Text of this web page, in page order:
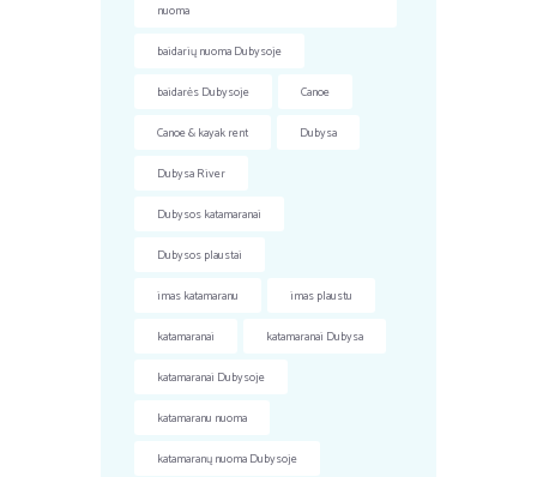
nuoma
baidarių nuoma Dubysoje
baidarės Dubysoje Canoe
Canoe & kayak rent Dubysa
Dubysa River
Dubysos katamaranai
Dubysos plaustai
imas katamaranu imas plaustu
katamaranai katamaranai Dubysa
katamaranai Dubysoje
katamaranu nuoma
katamaranų nuoma Dubysoje